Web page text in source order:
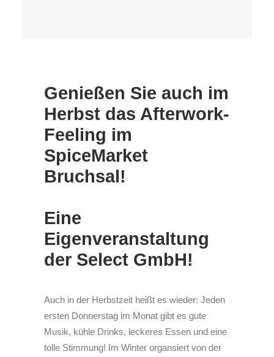
Genießen Sie auch im
Herbst das Afterwork-
Feeling im
SpiceMarket
Bruchsal!
Eine
Eigenveranstaltung
der Select GmbH!
Auch in der Herbstzeit heißt es wieder: Jeden
ersten Donnerstag im Monat gibt es gute
Musik, kühle Drinks, leckeres Essen und eine
tolle Stimmung! Im Winter organsiert von der